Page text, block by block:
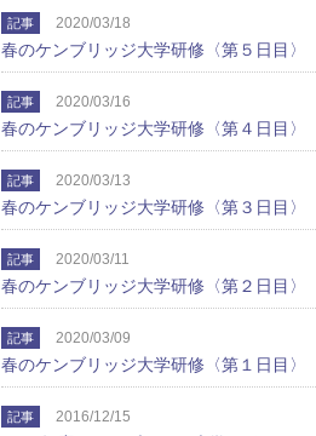
記事 2020/03/18
春のケンブリッジ大学研修〈第５日目〉
記事 2020/03/16
春のケンブリッジ大学研修〈第４日目〉
記事 2020/03/13
春のケンブリッジ大学研修〈第３日目〉
記事 2020/03/11
春のケンブリッジ大学研修〈第２日目〉
記事 2020/03/09
春のケンブリッジ大学研修〈第１日目〉
記事 2016/12/15